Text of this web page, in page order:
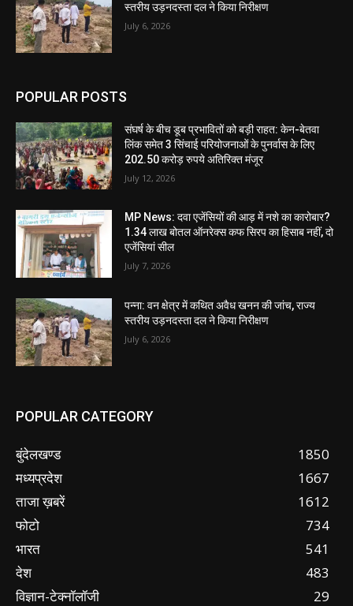
स्तरीय उड़नदस्ता दल ने किया निरीक्षण
July 6, 2026
POPULAR POSTS
संघर्ष के बीच डूब प्रभावितों को बड़ी राहत: केन-बेतवा
लिंक समेत 3 सिंचाई परियोजनाओं के पुनर्वास के लिए
202.50 करोड़ रुपये अतिरिक्त मंजूर
July 12, 2026
MP News: दवा एजेंसियों की आड़ में नशे का कारोबार?
1.34 लाख बोतल ऑनरेक्स कफ सिरप का हिसाब नहीं, दो
एजेंसियां सील
July 7, 2026
पन्ना: वन क्षेत्र में कथित अवैध खनन की जांच, राज्य
स्तरीय उड़नदस्ता दल ने किया निरीक्षण
July 6, 2026
POPULAR CATEGORY
बुंदेलखण्ड
1850
मध्यप्रदेश
1667
ताजा ख़बरें
1612
फोटो
734
भारत
541
देश
483
विज्ञान-टेक्नॉलॉजी
29